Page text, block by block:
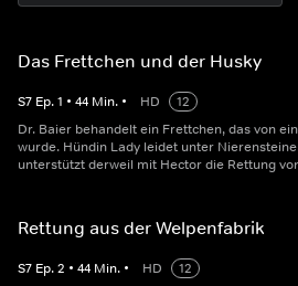
Das Frettchen und der Husky
S7 Ep.1 • 44 Min. • HD
12
Dr. Baier behandelt ein Frettchen, das von
wurde. Hündin Lady leidet unter
unterstützt derweil mit Hector die Rettung
Rettung aus der Welpenfabrik
S7 Ep.2 • 44 Min. • HD
12